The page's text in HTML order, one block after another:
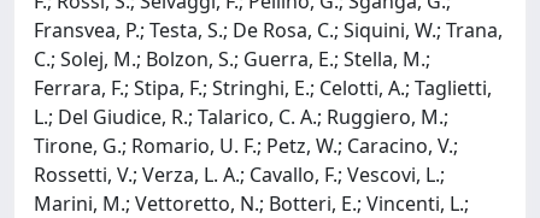
Fransvea, P.; Testa, S.; De Rosa, C.; Siquini, W.; Trana,
C.; Solej, M.; Bolzon, S.; Guerra, E.; Stella, M.;
Ferrara, F.; Stipa, F.; Stringhi, E.; Celotti, A.; Taglietti,
L.; Del Giudice, R.; Talarico, C. A.; Ruggiero, M.;
Tirone, G.; Romario, U. F.; Petz, W.; Caracino, V.;
Rossetti, V.; Verza, L. A.; Cavallo, F.; Vescovi, L.;
Marini, M.; Vettoretto, N.; Botteri, E.; Vincenti, L.;